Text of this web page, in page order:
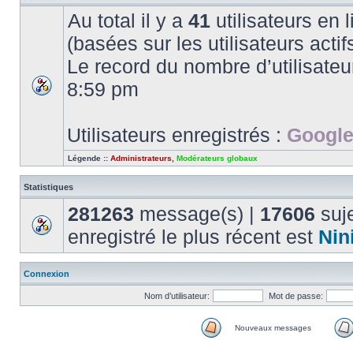
Au total il y a 41 utilisateurs en
(basées sur les utilisateurs
Le record du nombre
8:59 pm
Utilisateurs enregistrés :
Légende :: Administrateurs Modérateurs globaux
Statistiques
281263 message(s) | 17606
enregistré le plus récent est
Connexion
Nom d’utilisateur: Mot de passe:
Nouveaux messages